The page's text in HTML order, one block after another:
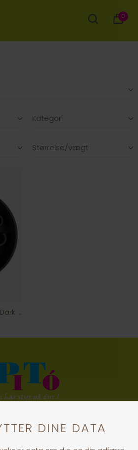
0
Kategori
Størrelse/vægt
BAMBOO Slow Feeder, Dark Grey